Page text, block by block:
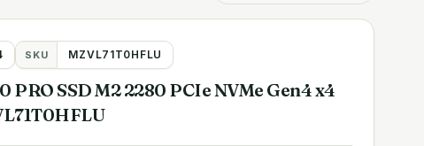
SKU MZVL71T0HFLU
PRO SSD M2 2280 PCIe NVMe Gen4 x4